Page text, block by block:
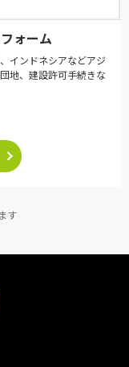
ォーム
インドネシアなどアジ
地、建設許可手続きな
す